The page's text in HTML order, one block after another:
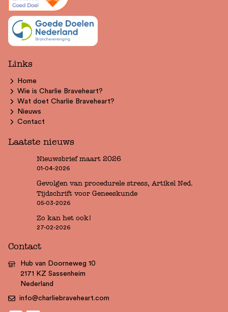
Links
Home
Wie is Charlie Braveheart?
Wat doet Charlie Braveheart?
Nieuws
Contact
Laatste nieuws
Nieuwsbrief maart 2026
01-04-2026
Gevolgen van procedurele stress, Artikel Ned.
Tijdschrift voor Geneeskunde
05-03-2026
Zo kan het ook!
27-02-2026
Contact
Hub van Doorneweg 10
2171 KZ Sassenheim
Nederland
info@charliebraveheart.com